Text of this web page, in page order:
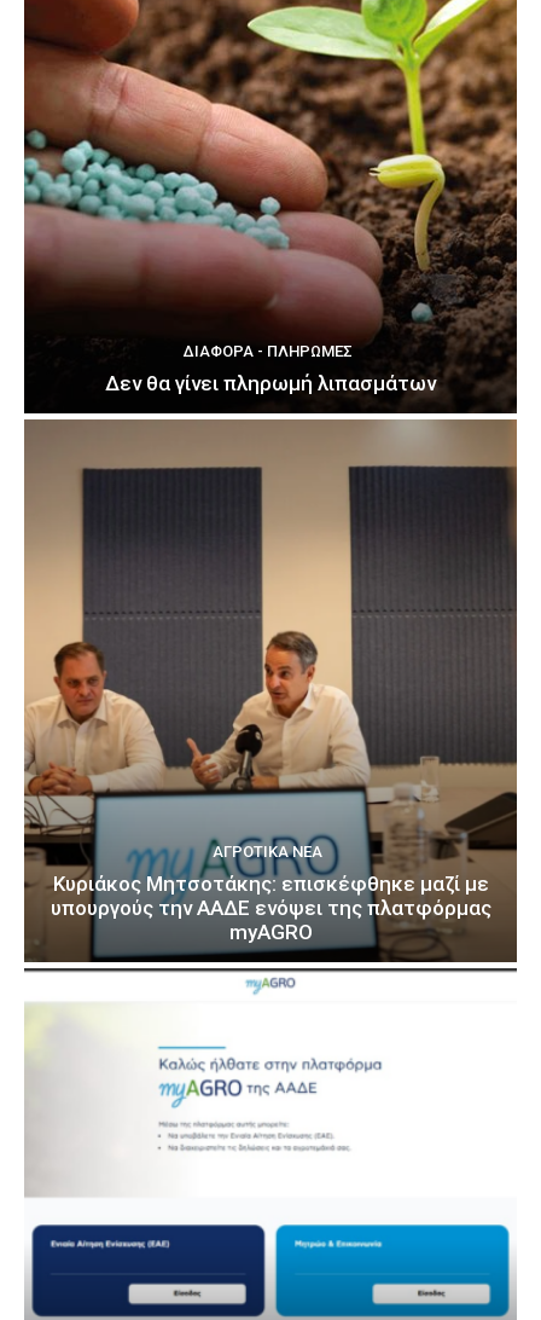
ΔΙΆΦΟΡΑ - ΠΛΗΡΩΜΈΣ
Δεν θα γίνει πληρωμή λιπασμάτων
ΑΓΡΟΤΙΚΆ ΝΈΑ
Κυριάκος Μητσοτάκης: επισκέφθηκε μαζί με
υπουργούς την ΑΑΔΕ ενόψει της πλατφόρμας
myAGRO